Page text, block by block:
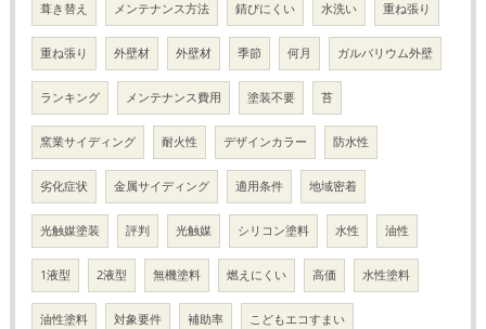
葺き替え メンテナンス方法 錆びにくい 水洗い 重ね張り
重ね張り 外壁材 外壁材 季節 何月 ガルバリウム外壁
ランキング メンテナンス費用 塗装不要 苔
窯業サイディング 耐火性 デザインカラー 防水性
劣化症状 金属サイディング 適用条件 地域密着
光触媒塗装 評判 光触媒 シリコン塗料 水性 油性
1液型 2液型 無機塗料 燃えにくい 高価 水性塗料
油性塗料 対象要件 補助率 こどもエコすまい